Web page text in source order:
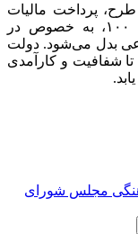
پرداخت مالیات
مالیاتی مشمول تبصره ماده ۱۰۰، به خصوص در
بدل می‌شود. دولت
تا شفافیت و کارآمدی
مجلس شورای